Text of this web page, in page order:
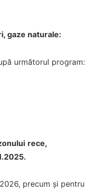
gaze naturale:
următorul program:
rece,
precum și pentru